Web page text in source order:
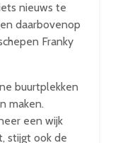
nieuws te
daarbovenop
Franky
buurtplekken
maken.
een wijk
stijgt ook de